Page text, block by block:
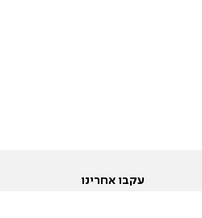
עקבו אחרינו